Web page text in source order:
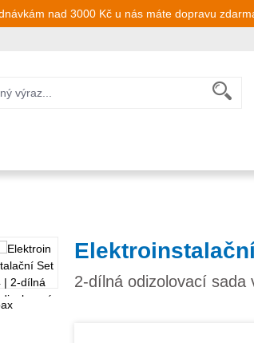
nad 3000 Kč u nás máte dopravu
2-dílná odizolovací sada